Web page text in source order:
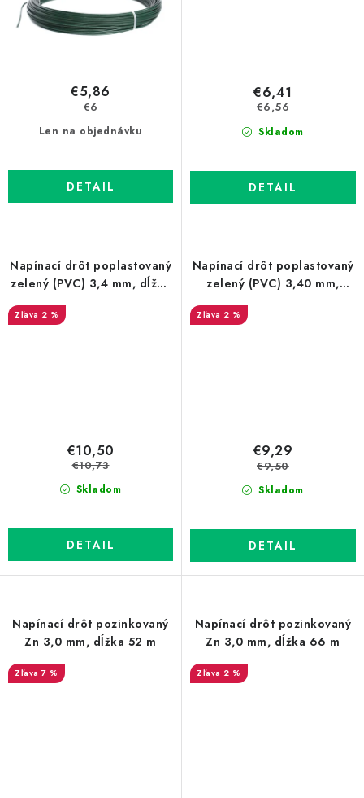
Len na objednávku
€5,86
€6
DETAIL
Skladom
€6,41
€6,56
DETAIL
Napínací drôt poplastovaný
zelený (PVC) 3,4 mm, dĺžka
2 %
Skladom
€10,50
€10,73
DETAIL
Napínací drôt poplastovaný
zelený (PVC) 3,40 mm,
2 %
Skladom
€9,29
€9,50
DETAIL
Napínací drôt pozinkovaný
Zn 3,0 mm, dĺžka 52 m
7 %
Napínací drôt pozinkovaný
Zn 3,0 mm, dĺžka 66 m
2 %